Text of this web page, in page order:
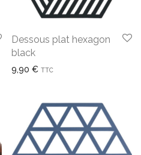
Dessous plat hexagon
black
9,90 € TTC